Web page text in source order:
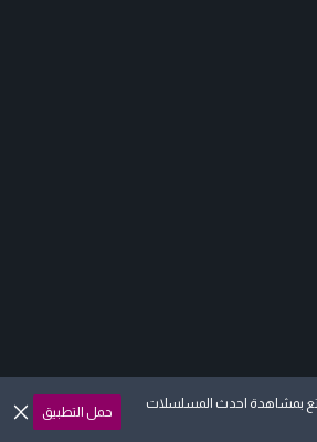
بمشاهدة احدث المسلسلات
حمل التطبيق